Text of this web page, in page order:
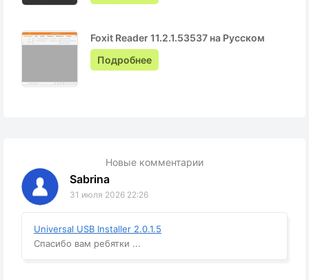
Foxit Reader 11.2.1.53537 на Русском
Подробнее
Новые комментарии
Sabrina
31 июля 2026 22:26
Universal USB Installer 2.0.1.5
Спасибо вам ребятки ...